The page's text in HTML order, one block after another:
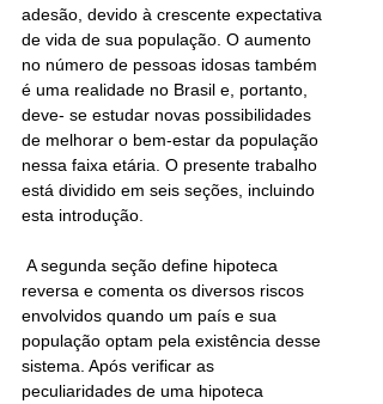
adesão, devido à crescente expectativa
de vida de sua população. O aumento
no número de pessoas idosas também
é uma realidade no Brasil e, portanto,
deve- se estudar novas possibilidades
de melhorar o bem-estar da população
nessa faixa etária. O presente trabalho
está dividido em seis seções, incluindo
esta introdução.
reversa e comenta os diversos riscos
envolvidos quando um país e sua
população optam pela existência desse
sistema. Após verificar as
peculiaridades de uma hipoteca